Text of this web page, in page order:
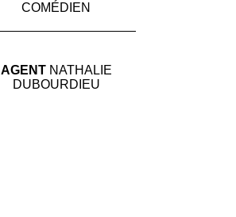
COMÉDIEN
AGENT NATHALIE
DUBOURDIEU